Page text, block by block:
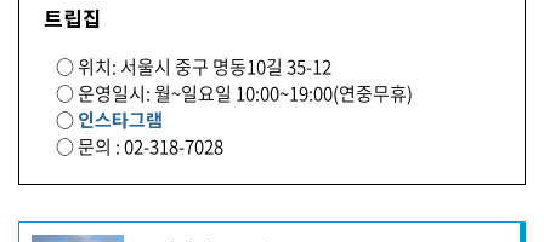
트립집
○ 위치: 서울시 중구 명동10길 35-12
○ 운영일시: 월~일요일 10:00~19:00(연중무휴)
○인스타그램
○ 문의 : 02-318-7028